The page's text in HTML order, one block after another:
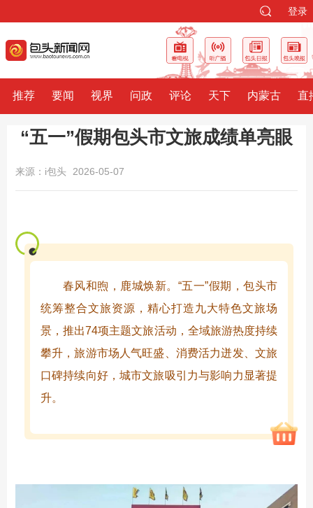
登录
推荐 要闻 视界 问政 评论 天下 内蒙古 直
“五一”假期包头市文旅成绩单亮眼
来源：i包头 2026-05-07
春风和煦，鹿城焕新。“五一”假期，包头市
统筹整合文旅资源，精心打造九大特色文旅场
景，推出74项主题文旅活动，全域旅游热度持续
攀升，旅游市场人气旺盛、消费活力迸发、文旅
口碑持续向好，城市文旅吸引力与影响力显著提
升。